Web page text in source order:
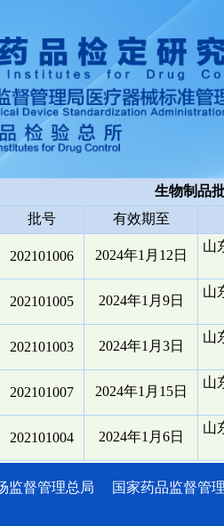
生物制品
批号 有效期至
202101006 2024年1月12日
山
202101005 2024年1月9日
山
202101003 2024年1月3日
山
202101007 2024年1月15日
山
202101004 2024年1月6日
山
监督管理总局 国家药品监督管